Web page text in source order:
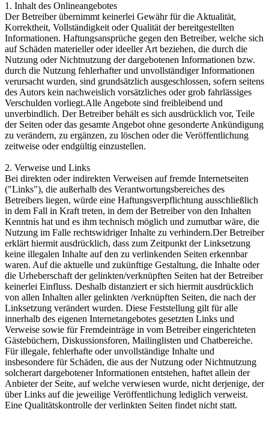
1. Inhalt des Onlineangebotes
Der Betreiber übernimmt keinerlei Gewähr für die Aktualität,
Korrektheit, Vollständigkeit oder Qualität der bereitgestellten
Informationen. Haftungsansprüche gegen den Betreiber, welche sich
auf Schäden materieller oder ideeller Art beziehen, die durch die
Nutzung oder Nichtnutzung der dargebotenen Informationen bzw.
durch die Nutzung fehlerhafter und unvollständiger Informationen
verursacht wurden, sind grundsätzlich ausgeschlossen, sofern seitens
des Autors kein nachweislich vorsätzliches oder grob fahrlässiges
Verschulden vorliegt.Alle Angebote sind freibleibend und
unverbindlich. Der Betreiber behält es sich ausdrücklich vor, Teile
der Seiten oder das gesamte Angebot ohne gesonderte Ankündigung
zu verändern, zu ergänzen, zu löschen oder die Veröffentlichung
zeitweise oder endgültig einzustellen.
2. Verweise und Links
Bei direkten oder indirekten Verweisen auf fremde Internetseiten
("Links"), die außerhalb des Verantwortungsbereiches des
Betreibers liegen, würde eine Haftungsverpflichtung ausschließlich
in dem Fall in Kraft treten, in dem der Betreiber von den Inhalten
Kenntnis hat und es ihm technisch möglich und zumutbar wäre, die
Nutzung im Falle rechtswidriger Inhalte zu verhindern.Der Betreiber
erklärt hiermit ausdrücklich, dass zum Zeitpunkt der Linksetzung
keine illegalen Inhalte auf den zu verlinkenden Seiten erkennbar
waren. Auf die aktuelle und zukünftige Gestaltung, die Inhalte oder
die Urheberschaft der gelinkten/verknüpften Seiten hat der Betreiber
keinerlei Einfluss. Deshalb distanziert er sich hiermit ausdrücklich
von allen Inhalten aller gelinkten /verknüpften Seiten, die nach der
Linksetzung verändert wurden. Diese Feststellung gilt für alle
innerhalb des eigenen Internetangebotes gesetzten Links und
Verweise sowie für Fremdeinträge in vom Betreiber eingerichteten
Gästebüchern, Diskussionsforen, Mailinglisten und Chatbereiche.
Für illegale, fehlerhafte oder unvollständige Inhalte und
insbesondere für Schäden, die aus der Nutzung oder Nichtnutzung
solcherart dargebotener Informationen entstehen, haftet allein der
Anbieter der Seite, auf welche verwiesen wurde, nicht derjenige, der
über Links auf die jeweilige Veröffentlichung lediglich verweist.
Eine Qualitätskontrolle der verlinkten Seiten findet nicht statt.